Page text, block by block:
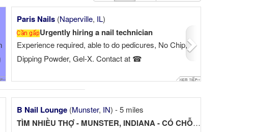
Northbrook ,IL)
Art Studio at Skokie...
for 2 more Nail
looking for
including
is a plus.
6 ...
Bliss Nail Bar
Cần Tuyển thợ $2000-$3000/tuần. Có nhà cho thợ ở
Tiệm cần tuyển thêm 2 thợ tay chân nước hoặc
everything. Biết chút giao tiếp bằng tiếng Anh, kinh
Next
B Nail Lounge (Munster, IN) - 5 miles
TÌM NHIỀU THỢ - MUNSTER, INDIANA - CÓ CHỖ Ở (NẾU CẦN)